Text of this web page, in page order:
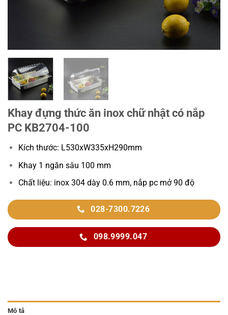
Khay đựng thức ăn inox chữ nhật có nắp
PC KB2704-100
Kích thước: L530xW335xH290mm
Khay 1 ngăn sâu 100 mm
Chất liệu: inox 304 dày 0.6 mm, nắp pc mở 90 độ
028-7300.7226
098.9999.047
Mô tả